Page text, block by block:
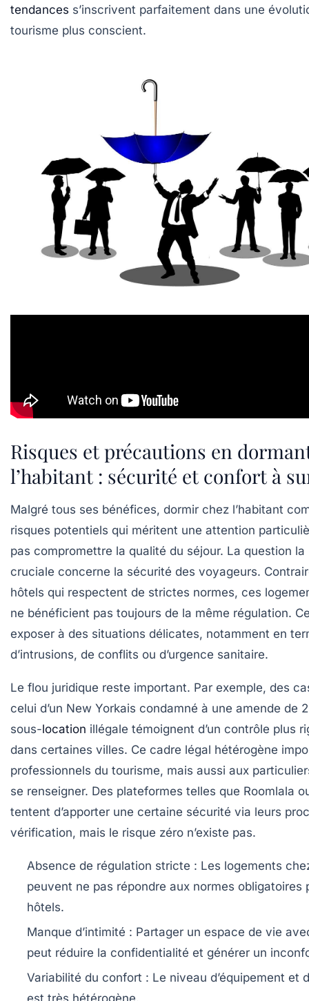
tendances s’inscrivent parfaitement dans une
tourisme plus conscient.
Risques et précautions en
l’habitant : sécurité et confort à
Malgré tous ses bénéfices, dormir chez l’habitant
risques potentiels qui méritent une attention
pas compromettre la qualité du séjour. La question la
cruciale concerne la sécurité des voyageurs.
hôtels qui respectent de strictes normes, ces
ne bénéficient pas toujours de la même régulation.
exposer à des situations délicates, notamment en
d’intrusions, de conflits ou d’urgence sanitaire.
Le flou juridique reste important. Par exemple, des
celui d’un New Yorkais condamné à une amende de
sous-location illégale témoignent d’un contrôle plus
dans certaines villes. Ce cadre légal hétérogène
professionnels du tourisme, mais aussi aux
se renseigner. Des plateformes telles que Roomlala
tentent d’apporter une certaine sécurité via leurs
vérification, mais le risque zéro n’existe pas.
Absence de régulation stricte : Les logements
peuvent ne pas répondre aux normes obligatoires
hôtels.
Manque d’intimité : Partager un espace de vie
peut réduire la confidentialité et générer un
Variabilité du confort : Le niveau d’équipement et
est très hétérogène.